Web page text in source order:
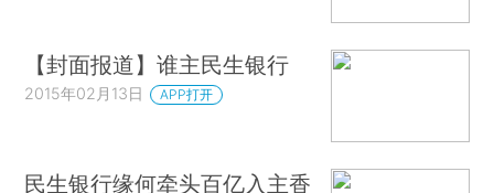
【封面报道】谁主民生银行
2015年02月13日 APP打开
民生银行缘何牵头百亿入主香